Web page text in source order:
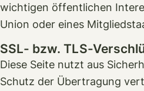
wichtigen öffentlichen
Union oder eines
SSL- bzw. TLS-
Diese Seite nutzt aus
Schutz der Übertragung